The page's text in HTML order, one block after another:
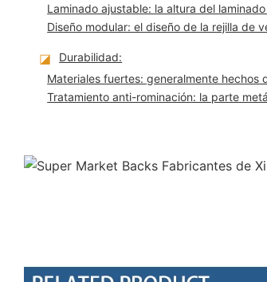
Laminado ajustable: la altura del
Diseño modular: el diseño de la rejilla de
◪
Durabilidad:
Materiales fuertes: generalmente
Tratamiento anti-rominación: la parte